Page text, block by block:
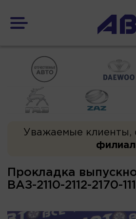
Уважаемые клиенты,
Прокладка
ВАЗ-2110-2112-2170-